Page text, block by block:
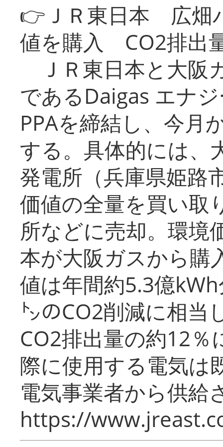
👉ＪＲ東日本 広畑
値を購入 CO2排出
ＪＲ東日本と大阪
であるDaigas エナ
PPAを締結し、今月
する。具体的には、
発電所（兵庫県姫路
価値の全量を買い取
所などに売却。環境
本が大阪ガスから購
値は年間約5.3億
㌧のCO2削減に相当
CO2排出量の約12％
際に使用する電気は
電気事業者から供給
https://